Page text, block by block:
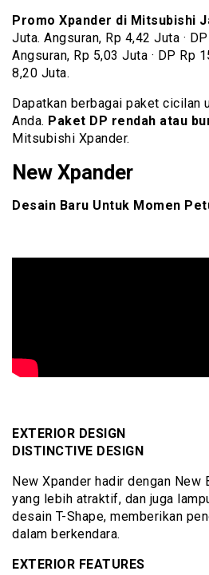
Promo Xpander di Mitsubishi
Juta. Angsuran, Rp 4,42 Juta ·
Angsuran, Rp 5,03 Juta · DP Rp
8,20 Juta.
Dapatkan berbagai paket cicilan
Anda. Paket DP rendah atau
Mitsubishi Xpander.
New Xpander
Desain Baru Untuk Momen
EXTERIOR DESIGN
DISTINCTIVE DESIGN
New Xpander hadir dengan New
yang lebih atraktif, dan juga
desain T-Shape, memberikan
dalam berkendara.
EXTERIOR FEATURES